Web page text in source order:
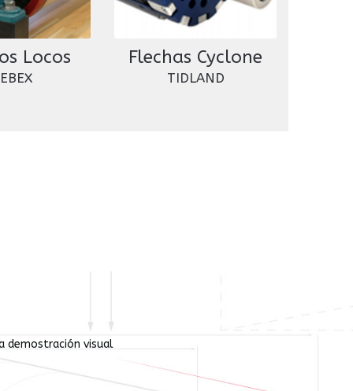
Locos Flechas Cyclone
TIDLAND
demostración visual